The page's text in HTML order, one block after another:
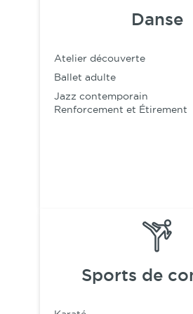
Danse
Atelier découverte
Ballet adulte
Jazz contemporain
Renforcement et Étirement
Sports de